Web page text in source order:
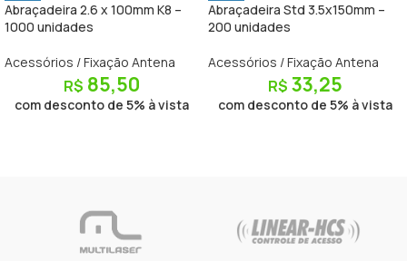
Abraçadeira 2.6 x 100mm K8 –
1000 unidades
Acessórios / Fixação Antena
R$ 85,50
com desconto de 5% à vista
Abraçadeira Std 3.5x150mm –
200 unidades
Acessórios / Fixação Antena
R$ 33,25
com desconto de 5% à vista